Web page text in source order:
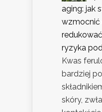
aging: jak
wzmocnić
ryzyka
Kwas
bardziej
skóry,